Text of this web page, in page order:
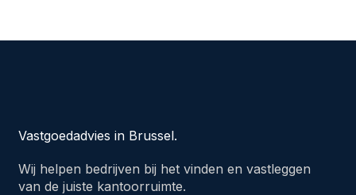
Vastgoedadvies in Brussel.
Wij helpen bedrijven bij het vinden en vastleggen
van de juiste kantoorruimte.